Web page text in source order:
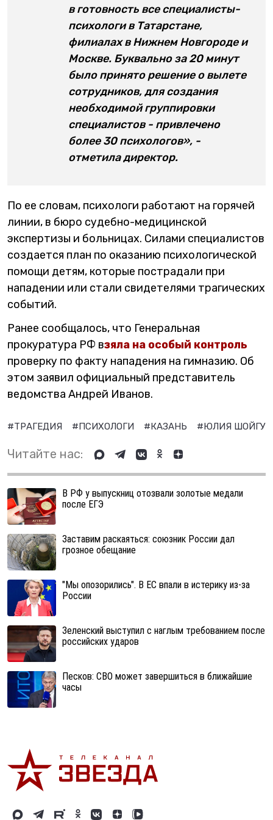
в готовность все специалисты-
психологи в Татарстане,
филиалах в Нижнем Новгороде и
Москве. Буквально за 20 минут
было принято решение о вылете
сотрудников, для создания
необходимой группировки
специалистов - привлечено
более 30 психологов», -
отметила директор.
По ее словам, психологи работают на горячей
линии, в бюро судебно-медицинской
экспертизы и больницах. Силами специалистов
создается план по оказанию психологической
помощи детям, которые пострадали при
нападении или стали свидетелями трагических
событий.
Ранее сообщалось, что Генеральная
прокуратура РФ взяла на особый контроль
проверку по факту нападения на гимназию. Об
этом заявил официальный представитель
ведомства Андрей Иванов.
#ТРАГЕДИЯ #ПСИХОЛОГИ #КАЗАНЬ #ЮЛИЯ ШОЙГУ
Читайте нас:
В РФ у выпускниц отозвали золотые медали
после ЕГЭ
Заставим раскаяться: союзник России дал
грозное обещание
"Мы опозорились". В ЕС впали в истерику из-за
России
Зеленский выступил с наглым требованием после
российских ударов
Песков: СВО может завершиться в ближайшие
часы